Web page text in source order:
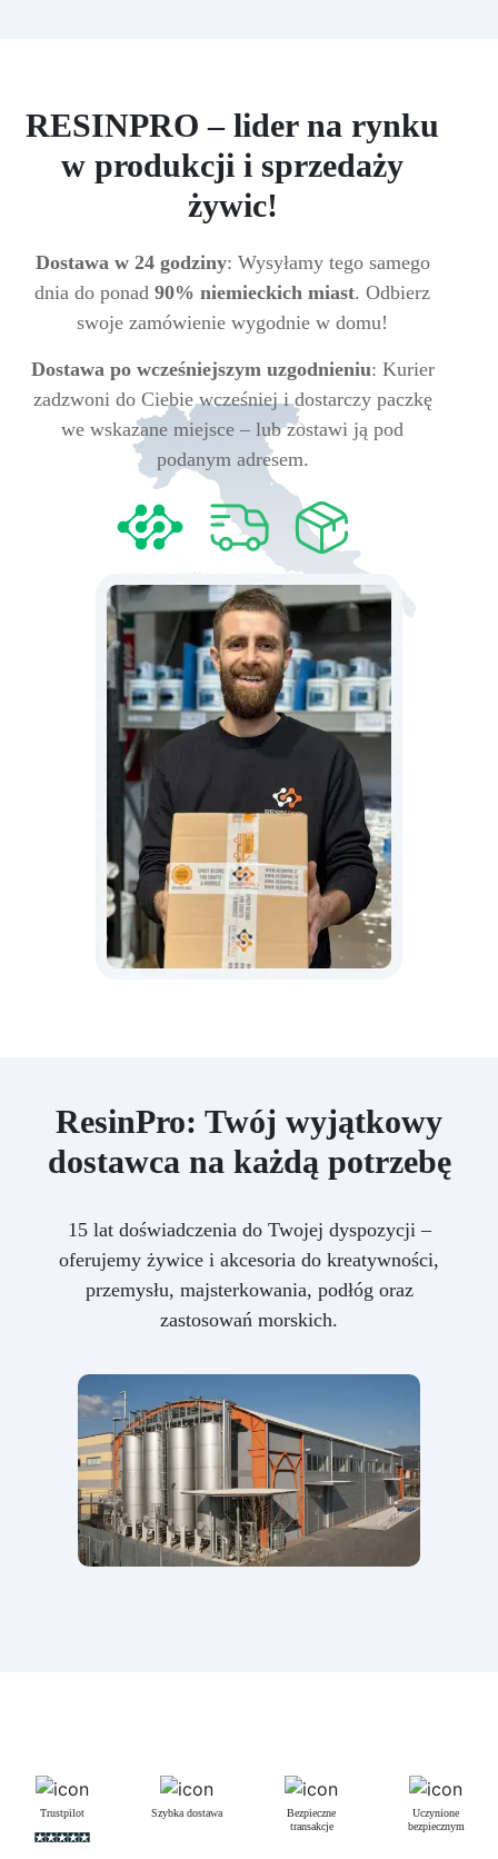
RESINPRO – lider na rynku
w produkcji i sprzedaży
żywic!
Dostawa w 24 godziny: Wysyłamy tego samego
dnia do ponad 90% niemieckich miast. Odbierz
swoje zamówienie wygodnie w domu!
Dostawa po wcześniejszym uzgodnieniu: Kurier
zadzwoni do Ciebie wcześniej i dostarczy paczkę
we wskazane miejsce – lub zostawi ją pod
podanym adresem.
ResinPro: Twój wyjątkowy
dostawca na każdą potrzebę
15 lat doświadczenia do Twojej dyspozycji –
oferujemy żywice i akcesoria do kreatywności,
przemysłu, majsterkowania, podłóg oraz
zastosowań morskich.
Trustpilot Szybka dostawa
Bezpieczne
transakcje
Uczynione
bezpiecznym